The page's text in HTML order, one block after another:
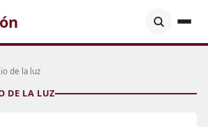
de la luz
DE LA LUZ